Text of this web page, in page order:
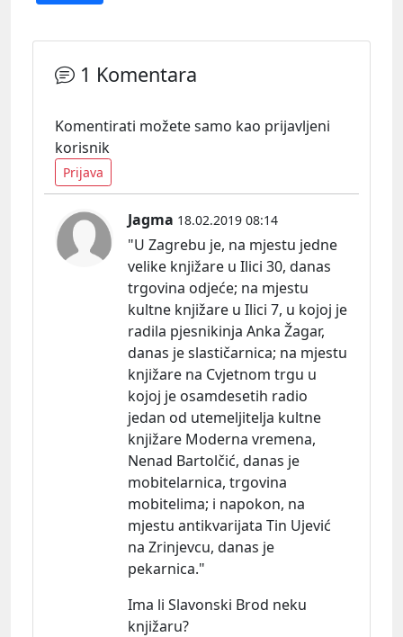
1 Komentara
Komentirati možete samo kao prijavljeni
korisnik
Prijava
Jagma 18.02.2019 08:14
"U Zagrebu je, na mjestu jedne
velike knjižare u Ilici 30, danas
trgovina odjeće; na mjestu
kultne knjižare u Ilici 7, u kojoj je
radila pjesnikinja Anka Žagar,
danas je slastičarnica; na mjestu
knjižare na Cvjetnom trgu u
kojoj je osamdesetih radio
jedan od utemeljitelja kultne
knjižare Moderna vremena,
Nenad Bartolčić, danas je
mobitelarnica, trgovina
mobitelima; i napokon, na
mjestu antikvarijata Tin Ujević
na Zrinjevcu, danas je
pekarnica."
Ima li Slavonski Brod neku
knjižaru?